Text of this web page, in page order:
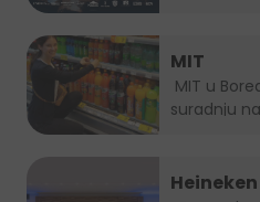
MIT
suradnju